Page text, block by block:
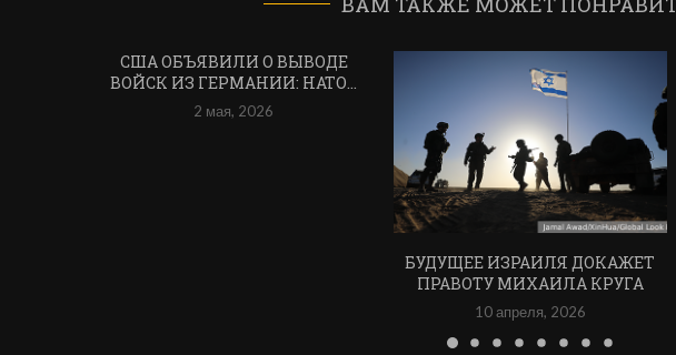
США ОБЪЯВИЛИ О ВЫВОДЕ
ВОЙСК ИЗ ГЕРМАНИИ: НАТО...
2 мая, 2026
БУДУЩЕЕ ИЗРАИЛЯ ДОКАЖЕТ
ПРАВОТУ МИХАИЛА КРУГА
10 апреля, 2026